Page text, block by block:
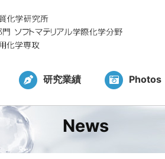
研究業績 Photos
News